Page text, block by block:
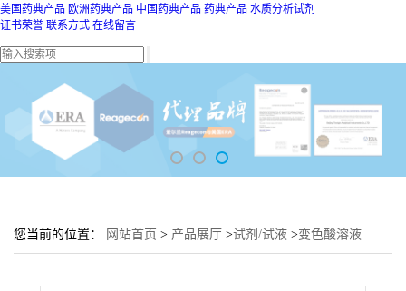
美国药典产品 欧洲药典产品 中国药典产品 药典产品 水质分析试剂
证书荣誉 联系方式 在线留言
您当前的位置： 网站首页 > 产品展厅 >试剂/试液 >变色酸溶液